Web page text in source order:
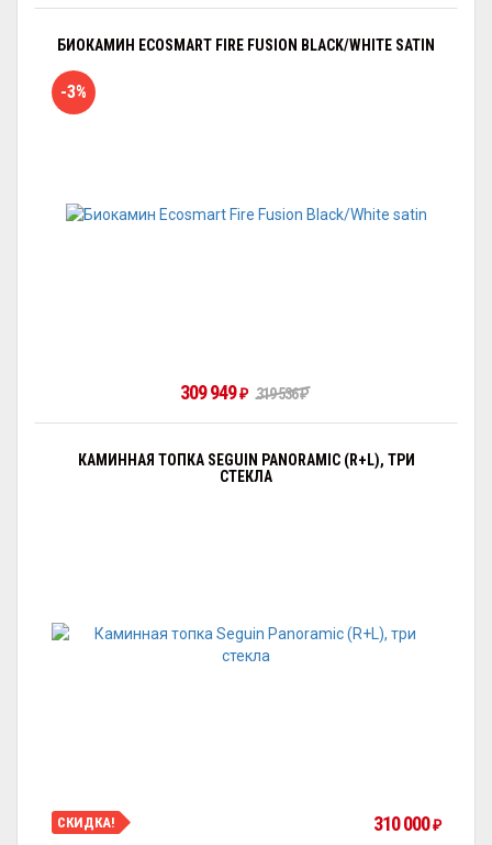
БИОКАМИН ECOSMART FIRE FUSION BLACK/WHITE SATIN
-3%
309 949₽ 319 536₽
КАМИННАЯ ТОПКА SEGUIN PANORAMIC (R+L), ТРИ
СТЕКЛА
СКИДКА! 310 000₽